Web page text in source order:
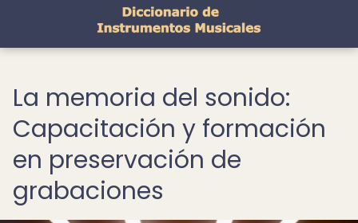
La memoria del sonido:
Capacitación y formación
en preservación de
grabaciones